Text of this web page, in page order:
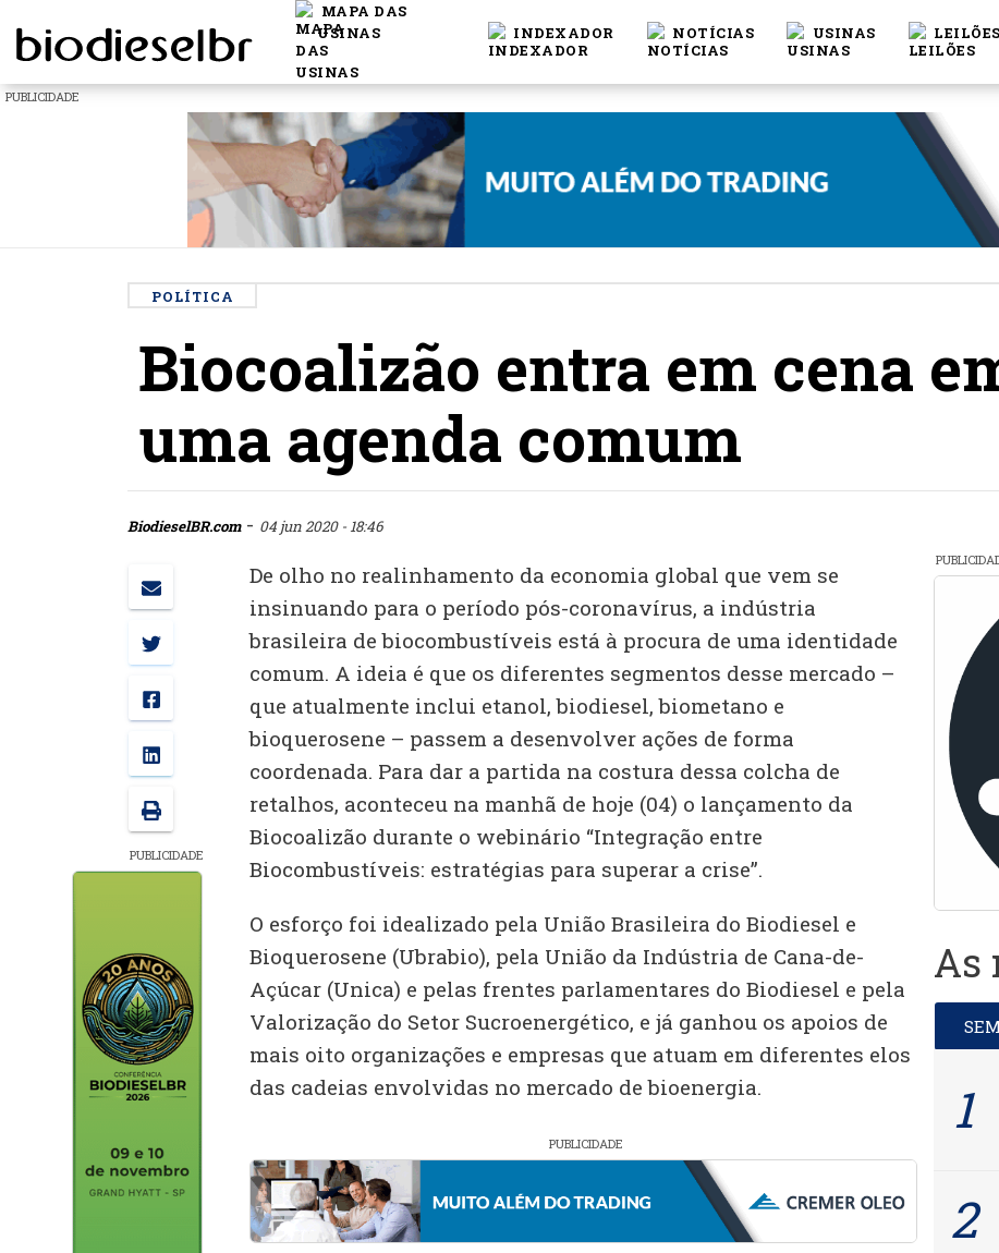
MAPA DAS
USINAS
INDEXADOR NOTÍCIAS USINAS LEILÕES
PUBLICIDADE
POLÍTICA
Biocoalizão entra em cena
uma agenda comum
BiodieselBR.com- 04 jun 2020 - 18:46
PUBLICIDADE
De olho no realinhamento da economia global que vem se
insinuando para o período pós-coronavírus, a indústria
brasileira de biocombustíveis está à procura de uma identidade
comum. A ideia é que os diferentes segmentos desse mercado –
que atualmente inclui etanol, biodiesel, biometano e
bioquerosene – passem a desenvolver ações de forma
coordenada. Para dar a partida na costura dessa colcha de
retalhos, aconteceu na manhã de hoje (04) o lançamento da
Biocoalizão durante o webinário “Integração entre
Biocombustíveis: estratégias para superar a crise”.
O esforço foi idealizado pela União Brasileira do Biodiesel e
Bioquerosene (Ubrabio), pela União da Indústria de Cana-de-
Açúcar (Unica) e pelas frentes parlamentares do Biodiesel e pela
Valorização do Setor Sucroenergético, e já ganhou os apoios de
mais oito organizações e empresas que atuam em diferentes elos
das cadeias envolvidas no mercado de bioenergia.
PUBLICIDADE
As